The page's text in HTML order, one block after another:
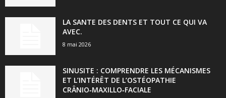
LA SANTE DES DENTS ET TOUT CE QUI VA
AVEC.
8 mai 2026
SINUSITE : COMPRENDRE LES MÉCANISMES
ET L’INTÉRÊT DE L’OSTÉOPATHIE
CRÂNIO‑MAXILLO‑FACIALE